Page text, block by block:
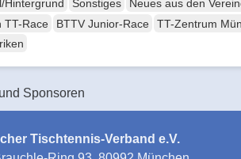
Hintergrund
Sonstiges Neues aus den
TT-Race
BTTV Junior-Race TT-Zentrum
Sponsoren
Tischtennis-Verband e.V.